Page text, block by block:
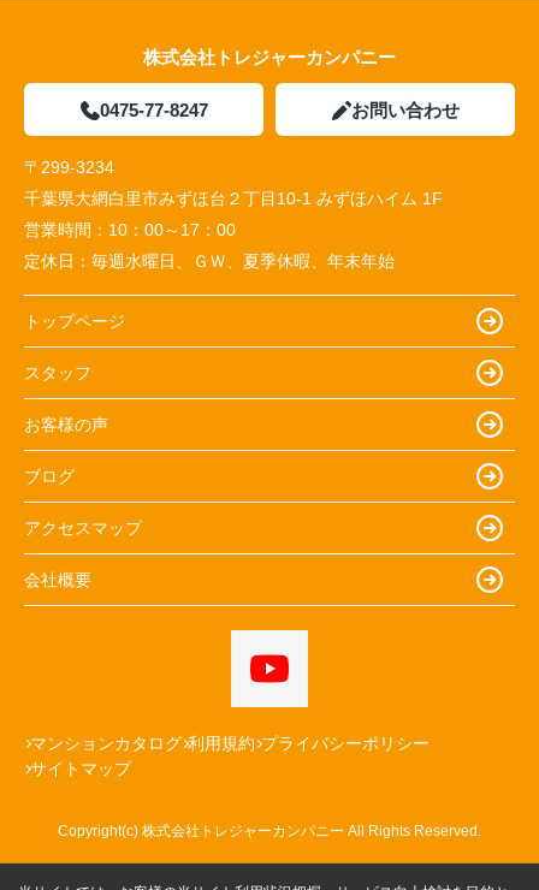
株式会社トレジャーカンパニー
0475-77-8247 お問い合わせ
〒299-3234
千葉県大網白里市みずほ台２丁目10-1 みずほハイム 1F
営業時間： 10：00～17：00
定休日： 毎週水曜日、ＧＷ、夏季休暇、年末年始
トップページ
スタッフ
お客様の声
ブログ
アクセスマップ
会社概要
マンションカタログ 利用規約 プライバシーポリシー
サイトマップ
Copyright(c) 株式会社トレジャーカンパニー All Rights Reserved.